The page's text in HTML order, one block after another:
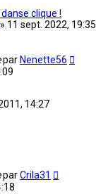
clique !
» 11 sept. 2022, 19:35
par Nenette56
14:27
parCrila31